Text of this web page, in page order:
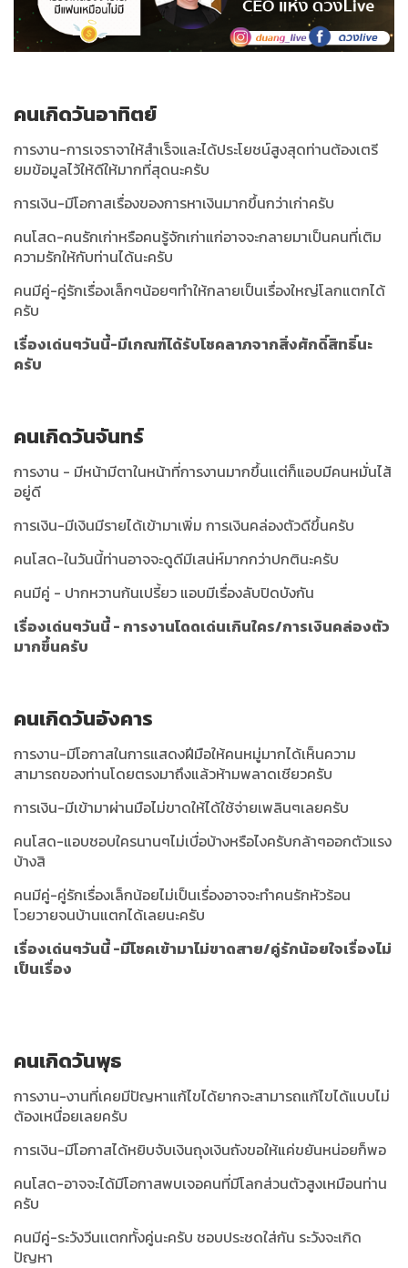
คนเกิดวันอาทิตย์
การงาน-การเจราจาให้สำเร็จและได้ประโยชน์สูงสุดท่านต้องเตรี
ยมข้อมูลไว้ให้ดีให้มากที่สุดนะครับ
การเงิน-มีโอกาสเรื่องของการหาเงินมากขึ้นกว่าเก่าครับ
คนโสด-คนรักเก่าหรือคนรู้จักเก่าแก่อาจจะกลายมาเป็นคนที่เติม
ความรักให้กับท่านได้นะครับ
คนมีคู่-คู่รักเรื่องเล็กๆน้อยๆทำให้กลายเป็นเรื่องใหญ่โลกแตกได้
ครับ
เรื่องเด่นๆวันนี้-มีเกณฑ์ได้รับโชคลาภจากสิ่งศักดิ์สิทธิ์นะ
ครับ
คนเกิดวันจันทร์
การงาน - มีหน้ามีตาในหน้าที่การงานมากขึ้นเเต่ก็แอบมีคนหมั่นไส้
อยู่ดี
การเงิน-มีเงินมีรายได้เข้ามาเพิ่ม การเงินคล่องตัวดีขึ้นครับ
คนโสด-ในวันนี้ท่านอาจจะดูดีมีเสน่ห์มากกว่าปกตินะครับ
คนมีคู่ - ปากหวานก้นเปรี้ยว แอบมีเรื่องลับปิดบังกัน
เรื่องเด่นๆวันนี้ - การงานโดดเด่นเกินใคร/การเงินคล่องตัว
มากขึ้นครับ
คนเกิดวันอังคาร
การงาน-มีโอกาสในการแสดงฝีมือให้คนหมู่มากได้เห็นความ
สามารถของท่านโดยตรงมาถึงแล้วห้ามพลาดเชียวครับ
การเงิน-มีเข้ามาผ่านมือไม่ขาดให้ได้ใช้จ่ายเพลินๆเลยครับ
คนโสด-แอบชอบใครนานๆไม่เบื่อบ้างหรือไงครับกล้าๆออกตัวแรง
บ้างสิ
คนมีคู่-คู่รักเรื่องเล็กน้อยไม่เป็นเรื่องอาจจะทำคนรักหัวร้อน
โวยวายจนบ้านแตกได้เลยนะครับ
เรื่องเด่นๆวันนี้ -มีโชคเข้ามาไม่ขาดสาย/คู่รักน้อยใจเรื่องไม่
เป็นเรื่อง
คนเกิดวันพุธ
การงาน-งานที่เคยมีปัญหาแก้ไขได้ยากจะสามารถแก้ไขได้แบบไม่
ต้องเหนื่อยเลยครับ
การเงิน-มีโอกาสได้หยิบจับเงินถุงเงินถังขอให้แค่ขยันหน่อยก็พอ
คนโสด-อาจจะได้มีโอกาสพบเจอคนที่มีโลกส่วนตัวสูงเหมือนท่าน
ครับ
คนมีคู่-ระวังวีนเเตกทั้งคู่นะครับ ชอบประชดใส่กัน ระวังจะเกิด
ปัญหา